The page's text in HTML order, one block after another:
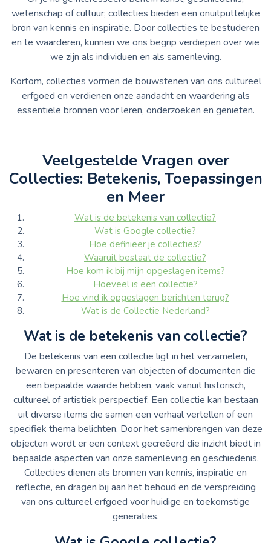
wetenschap of cultuur; collecties bieden een onuitputtelijke
bron van kennis en inspiratie. Door collecties te bestuderen
en te waarderen, kunnen we ons begrip verdiepen over wie
we zijn als individuen en als samenleving.
Kortom, collecties vormen de bouwstenen van ons cultureel
erfgoed en verdienen onze aandacht en waardering als
essentiële bronnen voor leren, onderzoeken en genieten.
Veelgestelde Vragen over
Collecties: Betekenis, Toepassingen
en Meer
Wat is de betekenis van collectie?
Wat is Google collectie?
Hoe definieer je collecties?
Waaruit bestaat de collectie?
Hoe kom ik bij mijn opgeslagen items?
Hoeveel is een collectie?
Hoe vind ik opgeslagen berichten terug?
Wat is de Collectie Nederland?
Wat is de betekenis van collectie?
De betekenis van een collectie ligt in het verzamelen,
bewaren en presenteren van objecten of documenten die
een bepaalde waarde hebben, vaak vanuit historisch,
cultureel of artistiek perspectief. Een collectie kan bestaan
uit diverse items die samen een verhaal vertellen of een
specifiek thema belichten. Door het samenbrengen van deze
objecten wordt er een context gecreëerd die inzicht biedt in
bepaalde aspecten van onze samenleving en geschiedenis.
Collecties dienen als bronnen van kennis, inspiratie en
reflectie, en dragen bij aan het behoud en de verspreiding
van ons cultureel erfgoed voor huidige en toekomstige
generaties.